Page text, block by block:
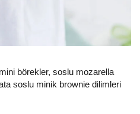
börekler, soslu mozarella
soslu minik brownie dilimleri